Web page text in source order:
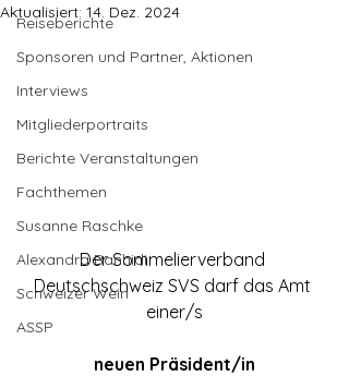
Reiseberichte
Sponsoren und Partner, Aktionen
Interviews
Mitgliederportraits
Berichte Veranstaltungen
Fachthemen
Susanne Raschke
Alexandra Banhidi
Schweizer Wein
ASSP
Aktualisiert: 14. Dez. 2024
Der Sommelierverband
Deutschschweiz SVS darf das Amt
einer/s
neuen Präsident/in